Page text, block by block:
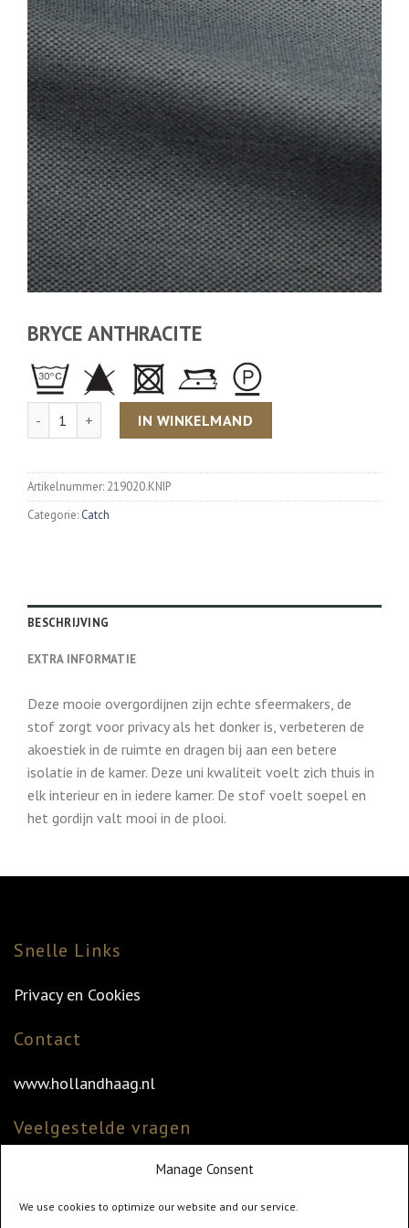
Manage Consent
We use cookies to optimize our website and our service.
BRYCE ANTHRACITE
Aantal IN WINKELMAND
Artikelnummer: 219020.KNIP
Categorie: Catch
BESCHRIJVING
EXTRA INFORMATIE
Deze mooie overgordijnen zijn echte sfeermakers, de
stof zorgt voor privacy als het donker is, verbeteren de
akoestiek in de ruimte en dragen bij aan een betere
isolatie in de kamer. Deze uni kwaliteit voelt zich thuis in
elk interieur en in iedere kamer. De stof voelt soepel en
het gordijn valt mooi in de plooi.
Snelle Links
Privacy en Cookies
Contact
www.hollandhaag.nl
Veelgestelde vragen
Veelgestelde vragen